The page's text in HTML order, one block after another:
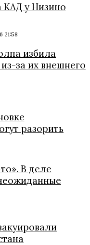
КАД у Низино
21:58
избила
за их внешнего
разорить
В деле